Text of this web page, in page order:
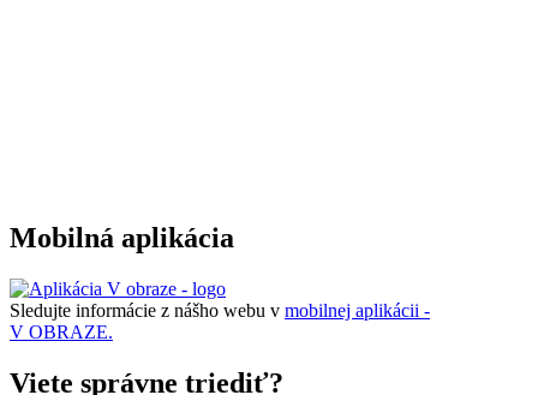
Mobilná aplikácia
Sledujte informácie z nášho webu v mobilnej aplikácii -
V OBRAZE.
Viete správne triediť?